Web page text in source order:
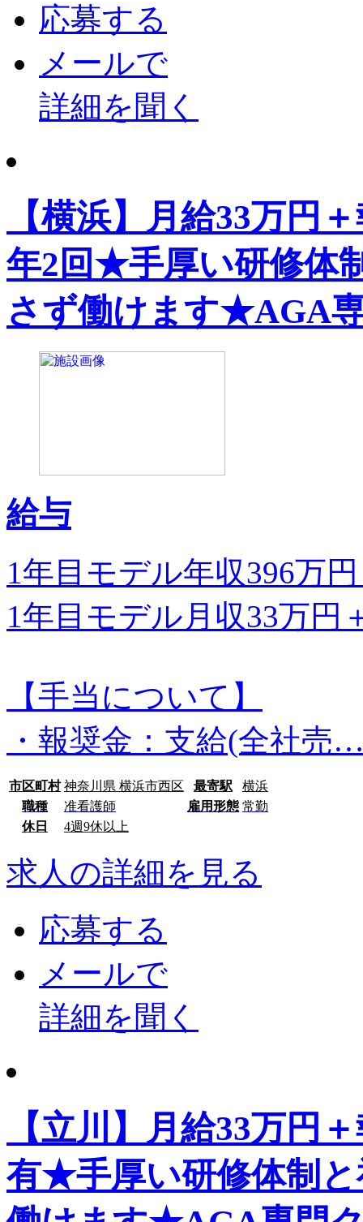
応募する
メールで
詳細を聞く
【横浜】月給33万円
年2回★手厚い研修体
さず働けます★AGA
給与
1年目モデル年収396万
1年目モデル月収33万円
【手当について】
・報奨金：支給(全社売
市区町村 神奈川県 横浜市西区 最寄駅
横浜
職種
准看護師 雇用形態 常勤
休日
4週9休以上
求人の詳細を見る
応募する
メールで
詳細を聞く
【立川】月給33万円
有★手厚い研修体制